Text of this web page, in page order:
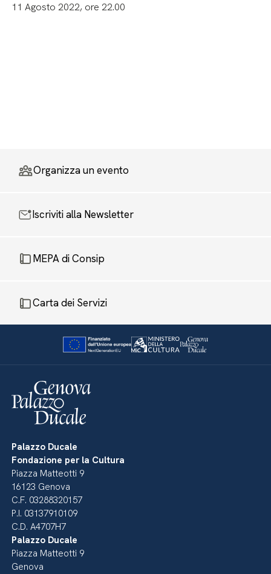
11 Agosto 2022, ore 22.00
Organizza un evento
Iscriviti alla Newsletter
MEPA di Consip
Carta dei Servizi
Palazzo Ducale
Fondazione per la Cultura
Piazza Matteotti 9
16123 Genova
C.F. 03288320157
P.I. 03137910109
C.D. A4707H7
Palazzo Ducale
Piazza Matteotti 9
Genova